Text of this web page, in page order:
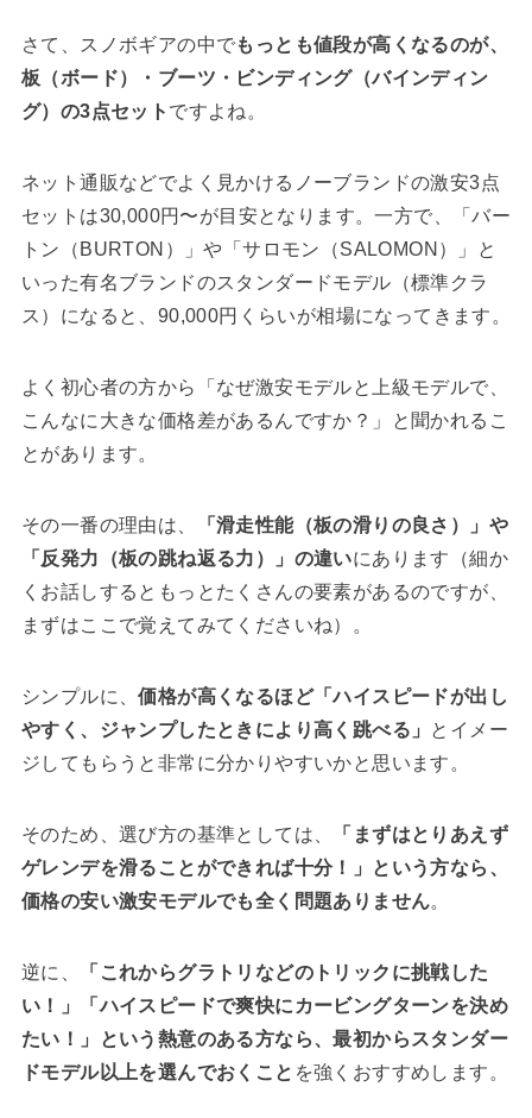
さて、スノボギアの中でもっとも値段が高くなるのが、
板（ボード）・ブーツ・ビンディング（バインディン
グ）の3点セット ですよね。
ネット通販などでよく見かけるノーブランドの激安3点
セットは30,000円〜が目安となります。一方で、「バー
トン（BURTON）」や「サロモン（SALOMON）」と
いった有名ブランドのスタンダードモデル（標準クラ
ス）になると、90,000円くらいが相場になってきます。
よく初心者の方から「なぜ激安モデルと上級モデルで、
こんなに大きな価格差があるんですか？」と聞かれるこ
とがあります。
その一番の理由は、
「滑走性能（板の滑りの良さ）」や
「反発力（板の跳ね返る力）」の違いにあります（細か
くお話しするともっとたくさんの要素があるのですが、
まずはここで覚えてみてくださいね）。
シンプルに、価格が高くなるほど「ハイスピードが出し
やすく、ジャンプしたときにより高く跳べる」 とイメー
ジしてもらうと非常に分かりやすいかと思います。
そのため、選び方の基準としては、
「まずはとりあえず
ゲレンデを滑ることができれば十分！」という方なら、
価格の安い激安モデルでも全く問題ありません。
逆に、
「これからグラトリなどのトリックに挑戦した
い！」「ハイスピードで爽快にカービングターンを決め
たい！」という熱意のある方なら、最初からスタンダー
ドモデル以上を選んでおくこと を強くおすすめします。